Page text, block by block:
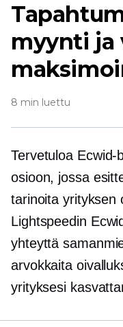
myynti ja
8 min luettu
Tervetuloa Ecwid-
osioon, jossa
tarinoita yrityksen
Lightspeedin
yhteyttä
arvokkaita
yrityksesi